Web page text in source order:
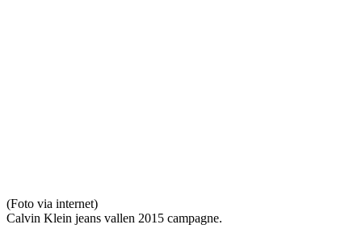
(Foto via internet)
Calvin Klein jeans vallen 2015 campagne.